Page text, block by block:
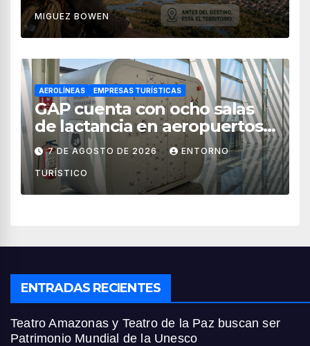
MIGUEZ BOWEN
AEROLÍNEAS EMPRESAS TURÍSTICAS
GAP cuenta con ocho salas
de lactancia en aeropuertos
de México
7 DE AGOSTO DE 2026 ENTORNO
TURÍSTICO
ENTRADAS RECIENTES
Teatro Amazonas y Teatro de la Paz buscan ser
Patrimonio Mundial de la Unesco